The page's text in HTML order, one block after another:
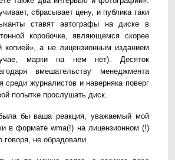
сбрасывает цену, и публика таки
ставят автографы на диске в
коробочке, являющемся скорее
копией», а не лицензионным изданием
марки на нем нет). Десяток
вмешательству менеджмента
среди журналистов и наверняка поверг
попытке прослушать диск.
бы ваша реакция, уважаемый мой
в формате wma(!) на лицензионном (!)
говоря, не обрадовали.